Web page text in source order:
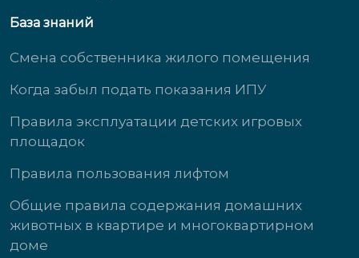
База знаний
Смена собственника жилого помещения
Когда забыл подать показания ИПУ
Правила эксплуатации детских игровых
площадок
Правила пользования лифтом
Общие правила содержания домашних
животных в квартире и многоквартирном
доме